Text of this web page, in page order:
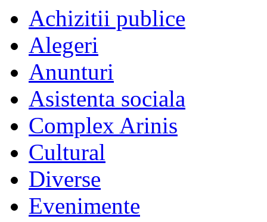
Achizitii publice
Alegeri
Anunturi
Asistenta sociala
Complex Arinis
Cultural
Diverse
Evenimente